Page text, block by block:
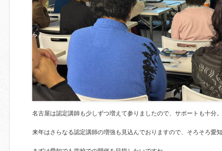
名古屋は認定講師も少しずつ増えて参りましたので、サポートも十分。
来年はさらなる認定講師の増強も見込んでおりますので、そろそろ愛